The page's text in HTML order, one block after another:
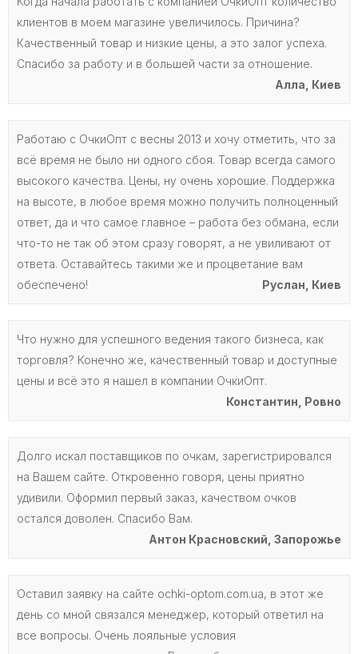
клиентов в моем магазине увеличилось. Причина?
Качественный товар и низкие цены, а это залог успеха.
Спасибо за работу и в большей части за отношение.
Алла, Киев
Работаю с ОчкиОпт с весны 2013 и хочу отметить, что за
всё время не было ни одного сбоя. Товар всегда самого
высокого качества. Цены, ну очень хорошие. Поддержка
на высоте, в любое время можно получить полноценный
ответ, да и что самое главное – работа без обмана, если
что-то не так об этом сразу говорят, а не увиливают от
ответа. Оставайтесь такими же и процветание вам
обеспечено!
Руслан, Киев
Что нужно для успешного ведения такого бизнеса, как
торговля? Конечно же, качественный товар и доступные
цены и всё это я нашел в компании ОчкиОпт.
Константин, Ровно
Долго искал поставщиков по очкам, зарегистрировался
на Вашем сайте. Откровенно говоря, цены приятно
удивили. Оформил первый заказ, качеством очков
остался доволен. Спасибо Вам.
Антон Красновский, Запорожье
Оставил заявку на сайте ochki-optom.com.ua, в этот же
день со мной связался менеджер, который ответил на
все вопросы. Очень лояльные условия